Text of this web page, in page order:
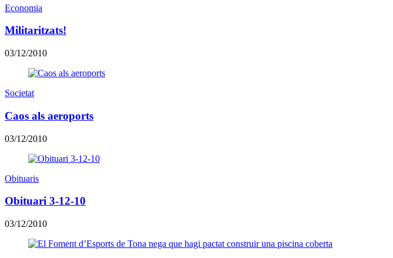
Economia
Militaritzats!
03/12/2010
Societat
Caos als aeroports
03/12/2010
Obituaris
Obituari 3-12-10
03/12/2010